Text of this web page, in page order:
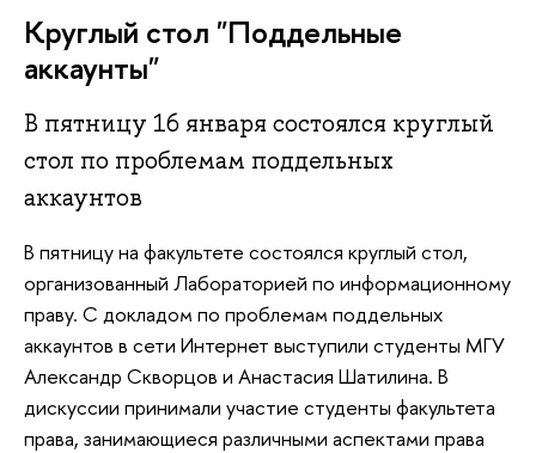
Круглый стол "Поддельные
аккаунты"
В пятницу 16 января состоялся круглый
стол по проблемам поддельных
аккаунтов
В пятницу на факультете состоялся круглый стол,
организованный Лабораторией по информационному
праву. С докладом по проблемам поддельных
аккаунтов в сети Интернет выступили студенты МГУ
Александр Скворцов и Анастасия Шатилина. В
дискуссии принимали участие студенты факультета
права, занимающиеся различными аспектами права